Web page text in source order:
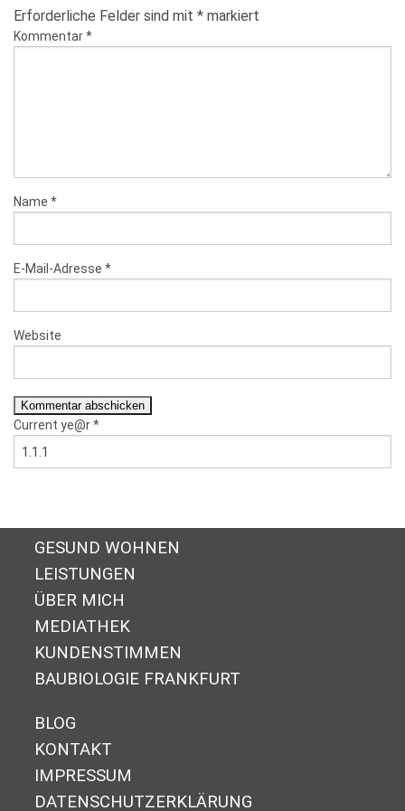
Erforderliche Felder sind mit * markiert
Kommentar*
Name *
E-Mail-Adresse *
Website
Current ye@r*
GESUND WOHNEN
LEISTUNGEN
ÜBER MICH
MEDIATHEK
KUNDENSTIMMEN
BAUBIOLOGIE FRANKFURT
BLOG
KONTAKT
IMPRESSUM
DA­TEN­SCHUTZ­ER­KLÄ­RUNG